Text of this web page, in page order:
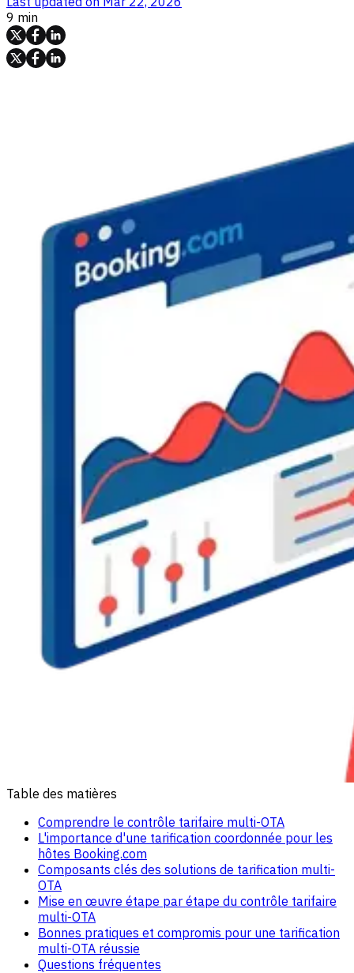
9 min
Table des matières
Comprendre le contrôle tarifaire multi-OTA
L'importance d'une tarification coordonnée pour les
hôtes Booking.com
Composants clés des solutions de tarification multi-
OTA
Mise en œuvre étape par étape du contrôle tarifaire
multi-OTA
Bonnes pratiques et compromis pour une tarification
multi-OTA réussie
Questions fréquentes